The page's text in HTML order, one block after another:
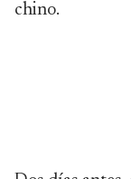
chino.